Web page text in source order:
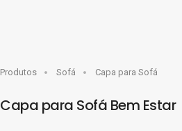
Produtos Sofá Capa para Sofá
Capa para Sofá Bem Estar